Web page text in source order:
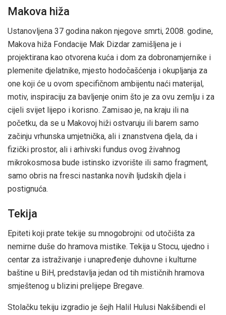
Makova hiža
Ustanovljena 37 godina nakon njegove smrti, 2008. godine,
Makova hiža Fondacije Mak Dizdar zamišljena je i
projektirana kao otvorena kuća i dom za dobronamjernike i
plemenite djelatnike, mjesto hodočašćenja i okupljanja za
one koji će u ovom specifičnom ambijentu naći materijal,
motiv, inspiraciju za bavljenje onim što je za ovu zemlju i za
cijeli svijet lijepo i korisno. Zamisao je, na kraju ili na
početku, da se u Makovoj hiži ostvaruju ili barem samo
začinju vrhunska umjetnička, ali i znanstvena djela, da i
fizički prostor, ali i arhivski fundus ovog živahnog
mikrokosmosa bude istinsko izvorište ili samo fragment,
samo obris na fresci nastanka novih ljudskih djela i
postignuća.
Tekija
Epiteti koji prate tekije su mnogobrojni: od utočišta za
nemirne duše do hramova mistike. Tekija u Stocu, ujedno i
centar za istraživanje i unapređenje duhovne i kulturne
baštine u BiH, predstavlja jedan od tih mističnih hramova
smještenog u blizini prelijepe Bregave.
Stolačku tekiju izgradio je šejh Halil Hulusi Nakšibendi el